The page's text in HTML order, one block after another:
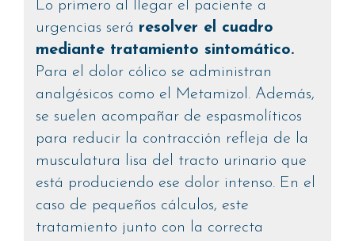
Lo primero al llegar el paciente a
urgencias será resolver el cuadro
mediante tratamiento sintomático.
Para el dolor cólico se administran
analgésicos como el Metamizol. Además,
se suelen acompañar de espasmolíticos
para reducir la contracción refleja de la
musculatura lisa del tracto urinario que
está produciendo ese dolor intenso. En el
caso de pequeños cálculos, este
tratamiento junto con la correcta